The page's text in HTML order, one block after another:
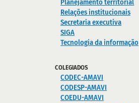
Planejamento territorial
Relações institucionais
Secretaria executiva
SIGA
Tecnologia da informação
COLEGIADOS
CODEC-AMAVI
CODESP-AMAVI
COEDU-AMAVI